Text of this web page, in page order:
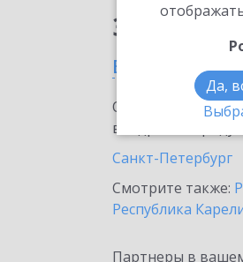
Да,
в Мурине
Ознакомьтесь с
внедрение
Санкт-Петербург
Смотрите также:
Республика
Партнеры в